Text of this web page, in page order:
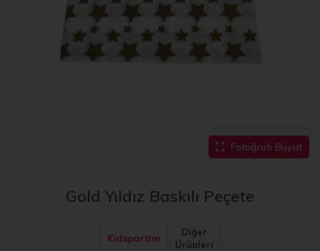
Fotoğrafı Büyüt
Gold Yıldız Baskılı Peçete
Kidspartim
Diğer
Ürünleri